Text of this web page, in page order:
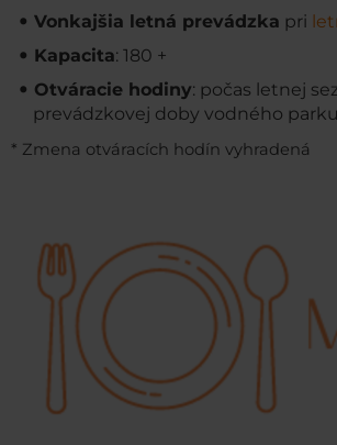
Vonkajšia letná prevádzka pri
Kapacita: 180 +
Otváracie hodiny: počas letnej
prevádzkovej doby vodného
* Zmena otváracích hodín vyhradená